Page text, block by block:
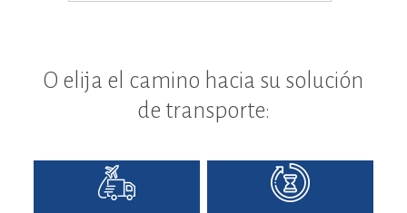
O elija el camino hacia su solución
de transporte: